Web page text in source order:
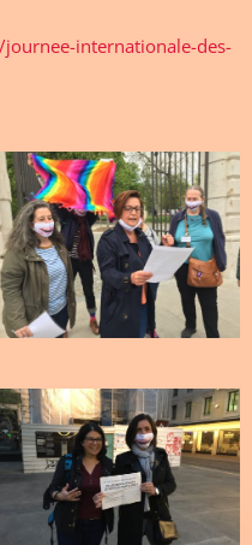
internationale-des-